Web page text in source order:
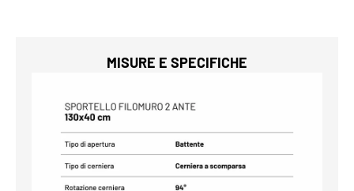
MISURE E SPECIFICHE